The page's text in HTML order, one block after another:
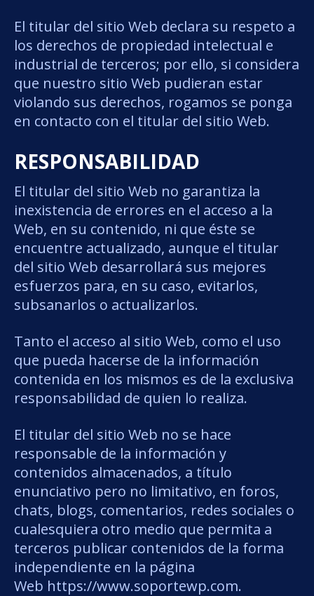
Inicio
Politica de privacidad
Aviso Legal
Visita
El titular del sitio Web declara su respeto a
los derechos de propiedad intelectual e
industrial de terceros; por ello, si considera
que nuestro sitio Web pudieran estar
violando sus derechos, rogamos se ponga
en contacto con el titular del sitio Web.
RESPONSABILIDAD
El titular del sitio Web no garantiza la
inexistencia de errores en el acceso a la
Web, en su contenido, ni que éste se
encuentre actualizado, aunque el titular
del sitio Web desarrollará sus mejores
esfuerzos para, en su caso, evitarlos,
subsanarlos o actualizarlos.
Tanto el acceso al sitio Web, como el uso
que pueda hacerse de la información
contenida en los mismos es de la exclusiva
responsabilidad de quien lo realiza.
El titular del sitio Web no se hace
responsable de la información y
contenidos almacenados, a título
enunciativo pero no limitativo, en foros,
chats, blogs, comentarios, redes sociales o
cualesquiera otro medio que permita a
terceros publicar contenidos de la forma
independiente en la página
Web https://www.soportewp.com.